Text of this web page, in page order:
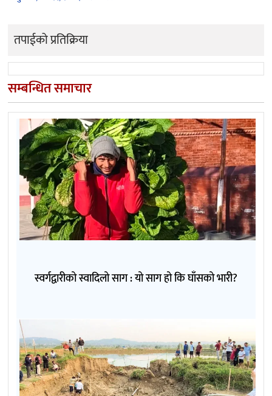
तपाईको प्रतिक्रिया
सम्बन्धित समाचार
स्वर्गद्वारीको स्वादिलो साग : यो साग हो कि घाँसको भारी?